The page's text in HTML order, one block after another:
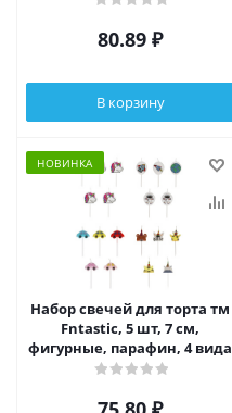
80.89 ₽
В корзину
НОВИНКА
Набор свечей для торта тм
Fntastic, 5 шт, 7 см,
фигурные, парафин, 4 вида